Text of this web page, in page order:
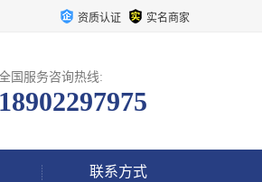
资质认证 实名商家
国服务咨询热线:
18902297975
联系方式